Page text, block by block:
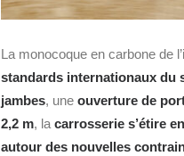
La monocoque en carbone de
standards internationaux du
jambes, une ouverture de
2,2 m, la carrosserie s’étire
autour des nouvelles